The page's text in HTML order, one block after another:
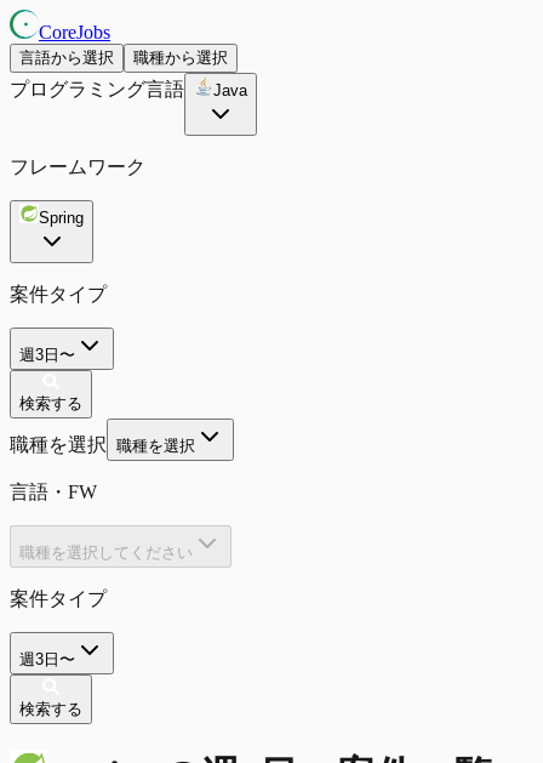
CoreJobs
言語から選択 職種から選択
プログラミング言語 Java
フレームワーク
Spring
案件タイプ
週3日〜
検索する
職種を選択 職種を選択
言語・FW
職種を選択してください
案件タイプ
週3日〜
検索する